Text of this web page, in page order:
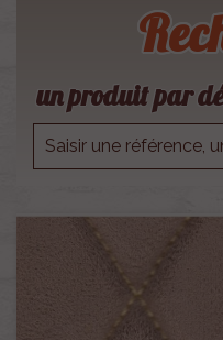
un produit par